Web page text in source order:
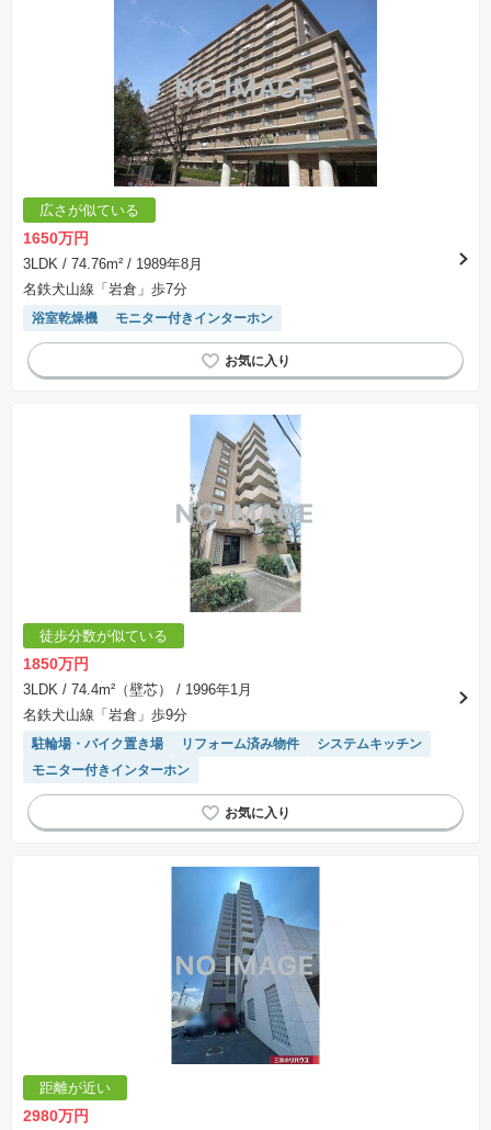
広さが似ている
1650万円
3LDK / 74.76m² / 1989年8月
名鉄犬山線「岩倉」歩7分
浴室乾燥機 モニター付きインターホン
徒歩分数が似ている
1850万円
3LDK / 74.4m²（壁芯）
/ 1996年1月
名鉄犬山線「岩倉」歩9分
駐輪場・バイク置き場 リフォーム済み物件
システムキッチン
モニター付きインターホン
距離が近い
2980万円